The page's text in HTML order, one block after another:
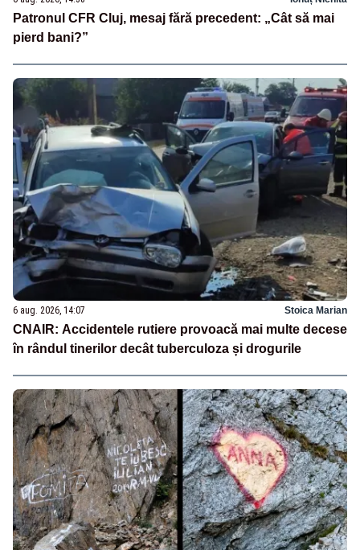
Patronul CFR Cluj, mesaj fără precedent: „Cât să mai
pierd bani?”
6 aug. 2026, 14:07 Stoica Marian
CNAIR: Accidentele rutiere provoacă mai multe decese
în rândul tinerilor decât tuberculoza și drogurile